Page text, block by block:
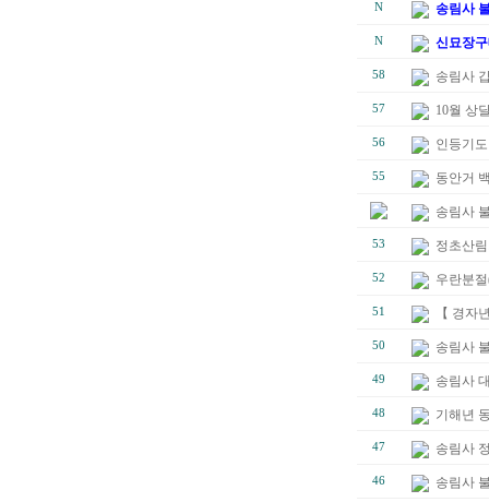
N 송림사
N 신묘장
58 송림사
57 10월 상
56 인등기
55 동안거
송림사
53 정초산
52 우란분
51 【 경자
50 송림사
49 송림사
48 기해년
47 송림사
46 송림사